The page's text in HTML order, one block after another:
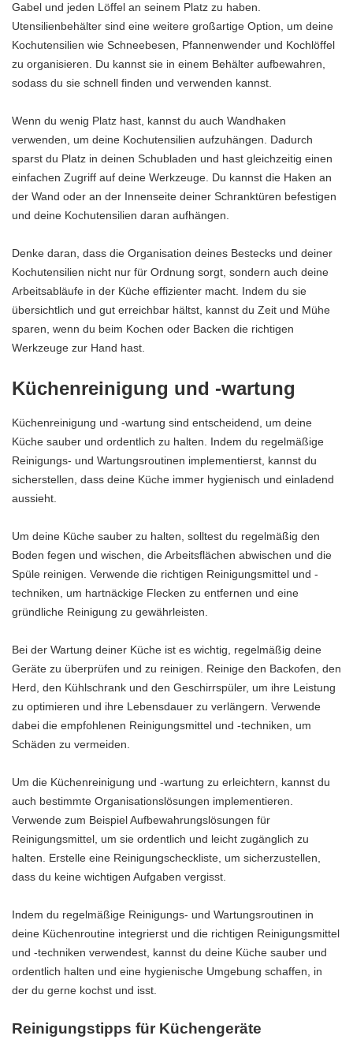
Gabel und jeden Löffel an seinem Platz zu haben.
Utensilienbehälter sind eine weitere großartige Option, um deine
Kochutensilien wie Schneebesen, Pfannenwender und Kochlöffel
zu organisieren. Du kannst sie in einem Behälter aufbewahren,
sodass du sie schnell finden und verwenden kannst.
Wenn du wenig Platz hast, kannst du auch Wandhaken
verwenden, um deine Kochutensilien aufzuhängen. Dadurch
sparst du Platz in deinen Schubladen und hast gleichzeitig einen
einfachen Zugriff auf deine Werkzeuge. Du kannst die Haken an
der Wand oder an der Innenseite deiner Schranktüren befestigen
und deine Kochutensilien daran aufhängen.
Denke daran, dass die Organisation deines Bestecks und deiner
Kochutensilien nicht nur für Ordnung sorgt, sondern auch deine
Arbeitsabläufe in der Küche effizienter macht. Indem du sie
übersichtlich und gut erreichbar hältst, kannst du Zeit und Mühe
sparen, wenn du beim Kochen oder Backen die richtigen
Werkzeuge zur Hand hast.
Küchenreinigung und -wartung
Küchenreinigung und -wartung sind entscheidend, um deine
Küche sauber und ordentlich zu halten. Indem du regelmäßige
Reinigungs- und Wartungsroutinen implementierst, kannst du
sicherstellen, dass deine Küche immer hygienisch und einladend
aussieht.
Um deine Küche sauber zu halten, solltest du regelmäßig den
Boden fegen und wischen, die Arbeitsflächen abwischen und die
Spüle reinigen. Verwende die richtigen Reinigungsmittel und -
techniken, um hartnäckige Flecken zu entfernen und eine
gründliche Reinigung zu gewährleisten.
Bei der Wartung deiner Küche ist es wichtig, regelmäßig deine
Geräte zu überprüfen und zu reinigen. Reinige den Backofen, den
Herd, den Kühlschrank und den Geschirrspüler, um ihre Leistung
zu optimieren und ihre Lebensdauer zu verlängern. Verwende
dabei die empfohlenen Reinigungsmittel und -techniken, um
Schäden zu vermeiden.
Um die Küchenreinigung und -wartung zu erleichtern, kannst du
auch bestimmte Organisationslösungen implementieren.
Verwende zum Beispiel Aufbewahrungslösungen für
Reinigungsmittel, um sie ordentlich und leicht zugänglich zu
halten. Erstelle eine Reinigungscheckliste, um sicherzustellen,
dass du keine wichtigen Aufgaben vergisst.
Indem du regelmäßige Reinigungs- und Wartungsroutinen in
deine Küchenroutine integrierst und die richtigen Reinigungsmittel
und -techniken verwendest, kannst du deine Küche sauber und
ordentlich halten und eine hygienische Umgebung schaffen, in
der du gerne kochst und isst.
Reinigungstipps für Küchengeräte